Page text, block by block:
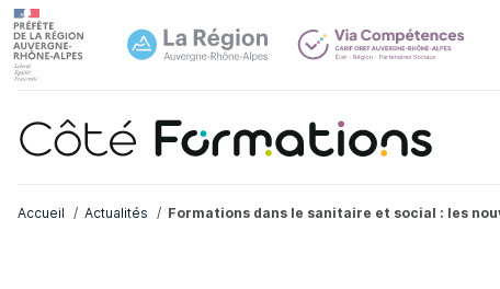
Aller au contenu principal
Aller au contenu principal
Accueil Actualités Formations dans le sanitaire et social : les